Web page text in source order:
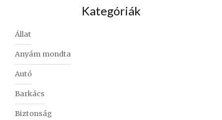
Kategóriák
Állat
Anyám mondta
Autó
Barkács
Biztonság